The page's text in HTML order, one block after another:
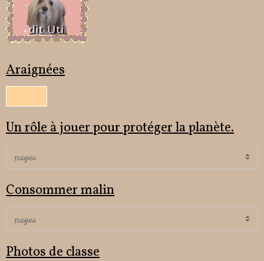
Araignées
Un rôle à jouer pour protéger la planète.
Consommer malin
Photos de classe